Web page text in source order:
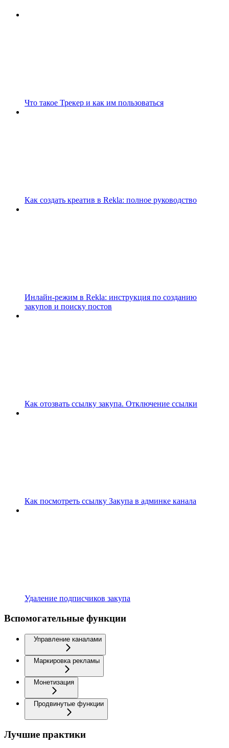
Что такое Трекер и как им пользоваться
Как создать креатив в Rekla: полное руководство
Инлайн-режим в Rekla: инструкция по созданию
закупов и поиску постов
Как отозвать ссылку закупа. Отключение ссылки
Как посмотреть ссылку Закупа в админке канала
Удаление подписчиков закупа
Вспомогательные функции
Управление каналами
Маркировка рекламы
Монетизация
Продвинутые функции
Лучшие практики